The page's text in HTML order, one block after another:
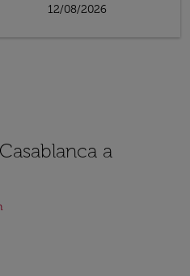
12/08/2026
a